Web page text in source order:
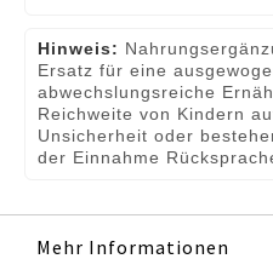
Hinweis:
Ersatz für eine
abwechslungsreiche
Reichweite von Kindern
Unsicherheit oder
der Einnahme
Mehr Informationen